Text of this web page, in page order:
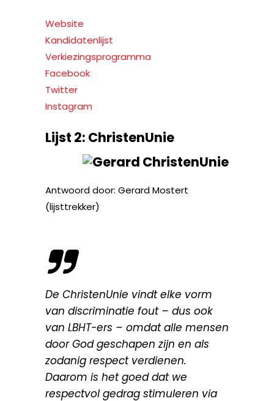
Website
Kandidatenlijst
Verkiezingsprogramma
Facebook
Twitter
Instagram
Lijst 2: ChristenUnie
Antwoord door: Gerard Mostert
(lijsttrekker)
De ChristenUnie vindt elke vorm
van discriminatie fout – dus ook
van LBHT-ers – omdat alle mensen
door God geschapen zijn en als
zodanig respect verdienen.
Daarom is het goed dat we
respectvol gedrag stimuleren via